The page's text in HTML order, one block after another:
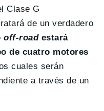
Clase G
de un verdadero
off-roadestará
de cuatro motores
cuales serán
a través de un